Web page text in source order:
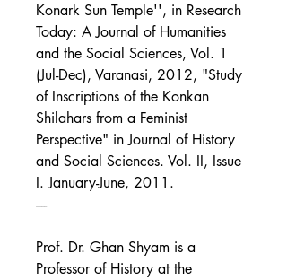
Konark Sun Temple'', in Research
Today: A Journal of Humanities
and the Social Sciences, Vol. 1
(Jul-Dec), Varanasi, 2012, "Study
of Inscriptions of the Konkan
Shilahars from a Feminist
Perspective" in Journal of History
and Social Sciences. Vol. II, Issue
I. January-June, 2011.
----
Prof. Dr. Ghan Shyam is a
Professor of History at the